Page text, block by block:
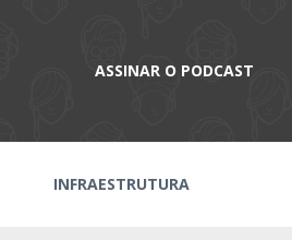
ASSINAR O PODCAST
INFRAESTRUTURA